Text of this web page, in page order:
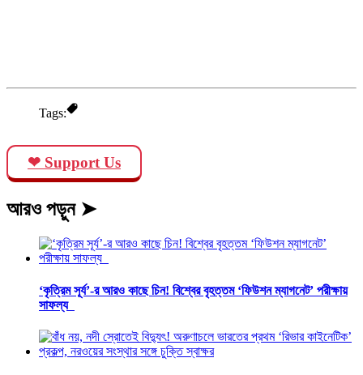
Tags:
❤ Support Us
আরও পড়ুন ➤
‘কৃত্রিম সূর্য’-র আরও কাছে চিন! বিশ্বের বৃহত্তম ‘ফিউশন ম্যাগনেট’ পরীক্ষায়
সাফল্য